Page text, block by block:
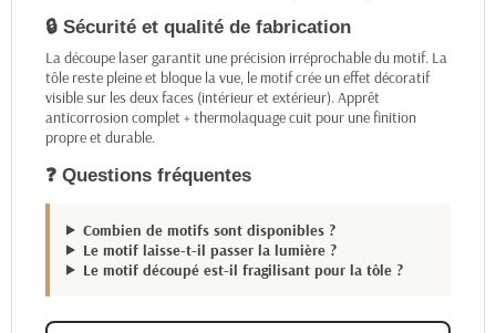
🔒 Sécurité et qualité de fabrication
La découpe laser garantit une précision irréprochable du motif. La
tôle reste pleine et bloque la vue, le motif crée un effet décoratif
visible sur les deux faces (intérieur et extérieur). Apprêt
anticorrosion complet + thermolaquage cuit pour une finition
propre et durable.
❓ Questions fréquentes
Combien de motifs sont disponibles ?
Le motif laisse-t-il passer la lumière ?
Le motif découpé est-il fragilisant pour la tôle ?